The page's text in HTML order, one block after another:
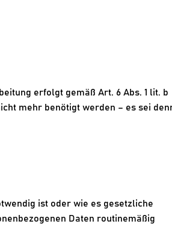
erfolgt gemäß Art. 6 Abs. 1 lit. b
mehr benötigt werden – es sei
ist oder wie es gesetzliche
Daten routinemäßig